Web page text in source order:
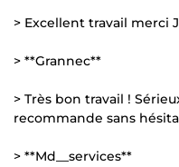
> Excellent travail merci
> **Grannec**
> Très bon travail !
recommande sans
> **Md__services**